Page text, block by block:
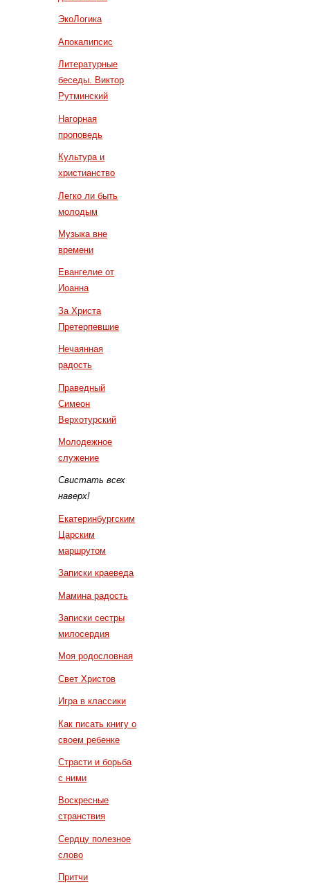
ЭкоЛогика
Апокалипсис
Литературные
беседы. Виктор
Рутминский
Нагорная
проповедь
Культура и
христианство
Легко ли быть
молодым
Музыка вне
времени
Евангелие от
Иоанна
За Христа
Претерпевшие
Нечаянная
радость
Праведный
Симеон
Верхотурский
Молодежное
служение
Свистать всех
наверх!
Екатеринбургским
Царским
маршрутом
Записки краеведа
Мамина радость
Записки сестры
милосердия
Моя родословная
Свет Христов
Игра в классики
Как писать книгу о
своем ребенке
Страсти и борьба
с ними
Воскресные
странствия
Сердцу полезное
слово
Притчи